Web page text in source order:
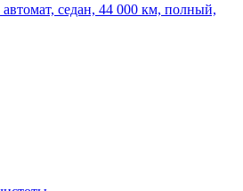
седан, 44 000 км, полный,